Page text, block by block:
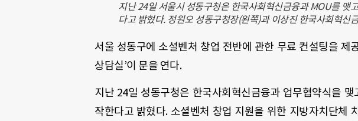
지난 24일 서울시 성동구청은 한국사회혁신금융과 MOU를 맺
다고 밝혔다. 정원오 성동구청장(왼쪽)과 이상진 한국사회혁신
서울 성동구에 소셜벤처 창업 전반에 관한 무료 컨설팅을 제
상담실’이 문을 연다.
지난 24일 성동구청은 한국사회혁신금융과 업무협약식을 맺
작한다고 밝혔다. 소셜벤처 창업 지원을 위한 지방자치단체